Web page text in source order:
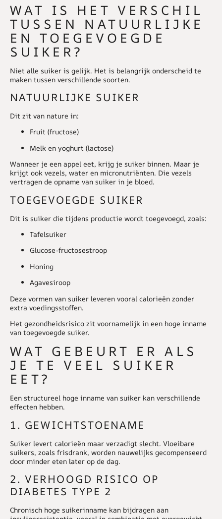
WAT IS HET VERSCHIL
TUSSEN NATUURLIJKE
EN TOEGEVOEGDE
SUIKER?
Niet alle suiker is gelijk. Het is belangrijk onderscheid te
maken tussen verschillende soorten.
NATUURLIJKE SUIKER
Dit zit van nature in:
Fruit (fructose)
Melk en yoghurt (lactose)
Wanneer je een appel eet, krijg je suiker binnen. Maar je
krijgt ook vezels, water en micronutriënten. Die vezels
vertragen de opname van suiker in je bloed.
TOEGEVOEGDE SUIKER
Dit is suiker die tijdens productie wordt toegevoegd, zoals:
Tafelsuiker
Glucose-fructosestroop
Honing
Agavesiroop
Deze vormen van suiker leveren vooral calorieën zonder
extra voedingsstoffen.
Het gezondheidsrisico zit voornamelijk in een hoge inname
van toegevoegde suiker.
WAT GEBEURT ER ALS
JE TE VEEL SUIKER
EET?
Een structureel hoge inname van suiker kan verschillende
effecten hebben.
1. GEWICHTSTOENAME
Suiker levert calorieën maar verzadigt slecht. Vloeibare
suikers, zoals frisdrank, worden nauwelijks gecompenseerd
door minder eten later op de dag.
2. VERHOOGD RISICO OP
DIABETES TYPE 2
Chronisch hoge suikerinname kan bijdragen aan